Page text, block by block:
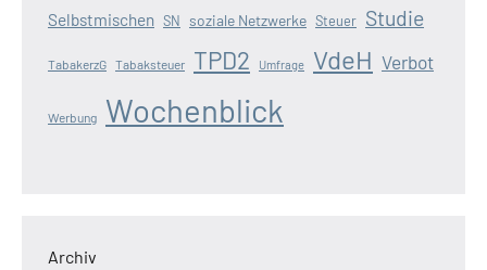
Selbstmischen SN soziale Netzwerke Steuer Studie
TabakerzG Tabaksteuer TPD2 Umfrage VdeH Verbot
Werbung Wochenblick
Archiv